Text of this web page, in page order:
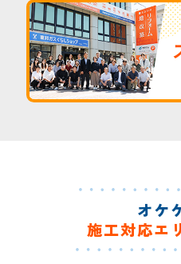
オケ
施工対応エ